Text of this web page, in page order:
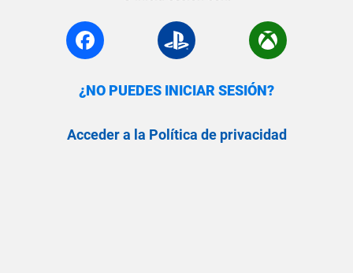
¿NO PUEDES INICIAR SESIÓN?
Acceder a la Política de privacidad